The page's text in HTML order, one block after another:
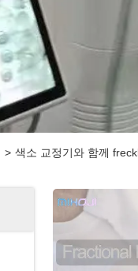
> 색소 교정기와 함께